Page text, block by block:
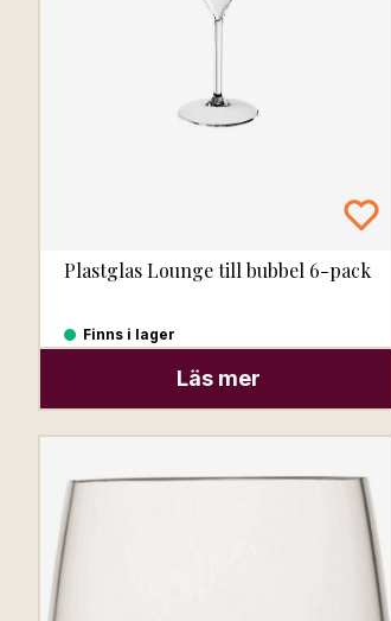
Plastglas Lounge till bubbel 6-pack
Finns i lager
Läs mer